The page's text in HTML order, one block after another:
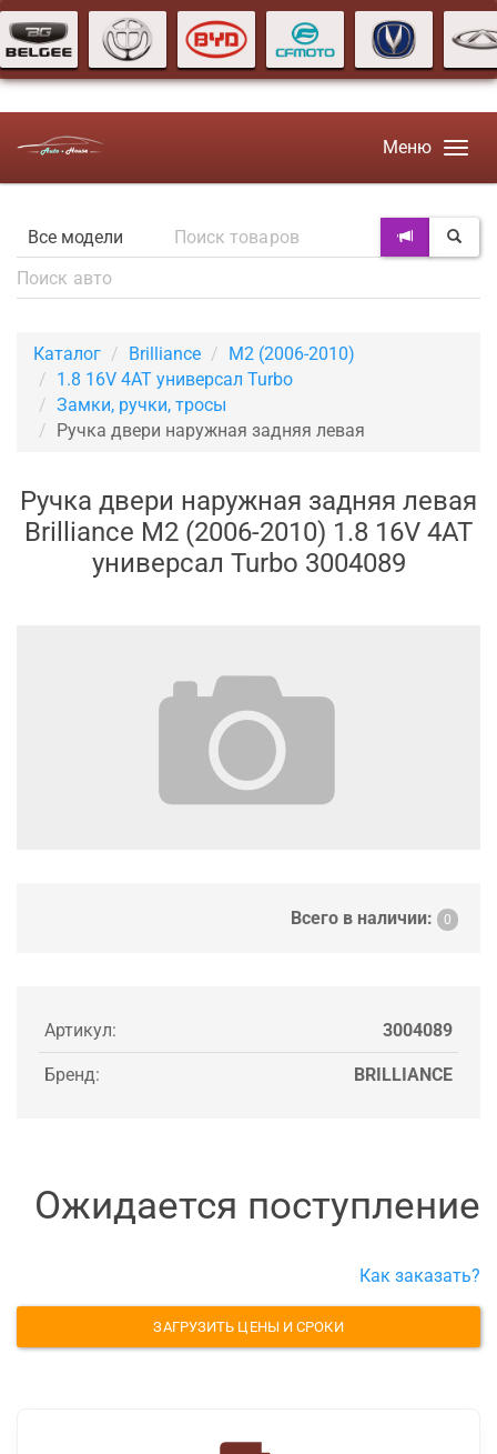
Меню
Каталог Brilliance
M2 (2006-2010)
1.8 16V 4AT универсал Turbo
Замки, ручки, тросы
Ручка двери наружная задняя левая
Ручка двери наружная задняя левая
Brilliance M2 (2006-2010) 1.8 16V 4AT
универсал Turbo 3004089
Всего в наличии: 0
Артикул: 3004089
Бренд: BRILLIANCE
Ожидается поступление
Как заказать?
ЗАГРУЗИТЬ ЦЕНЫ И СРОКИ